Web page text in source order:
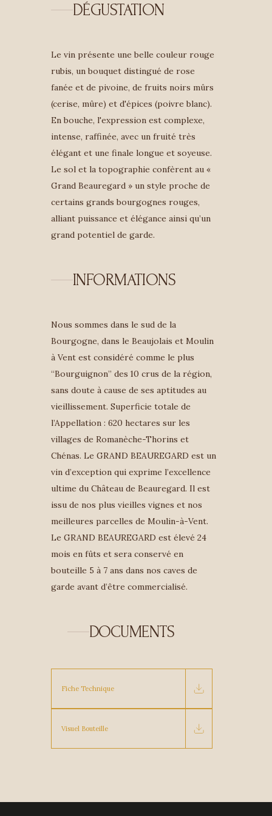
DÉGUSTATION
Le vin présente une belle couleur rouge
rubis, un bouquet distingué de rose
fanée et de pivoine, de fruits noirs mûrs
(cerise, mûre) et d'épices (poivre blanc).
En bouche, l'expression est complexe,
intense, raffinée, avec un fruité très
élégant et une finale longue et soyeuse.
Le sol et la topographie confèrent au «
Grand Beauregard » un style proche de
certains grands bourgognes rouges,
alliant puissance et élégance ainsi qu’un
grand potentiel de garde.
INFORMATIONS
Nous sommes dans le sud de la
Bourgogne, dans le Beaujolais et Moulin
à Vent est considéré comme le plus
“Bourguignon” des 10 crus de la région,
sans doute à cause de ses aptitudes au
vieillissement. Superficie totale de
l’Appellation : 620 hectares sur les
villages de Romanèche-Thorins et
Chénas. Le GRAND BEAUREGARD est un
vin d’exception qui exprime l’excellence
ultime du Château de Beauregard. Il est
issu de nos plus vieilles vignes et nos
meilleures parcelles de Moulin-à-Vent.
Le GRAND BEAUREGARD est élevé 24
mois en fûts et sera conservé en
bouteille 5 à 7 ans dans nos caves de
garde avant d’être commercialisé.
DOCUMENTS
Fiche Technique
Visuel Bouteille